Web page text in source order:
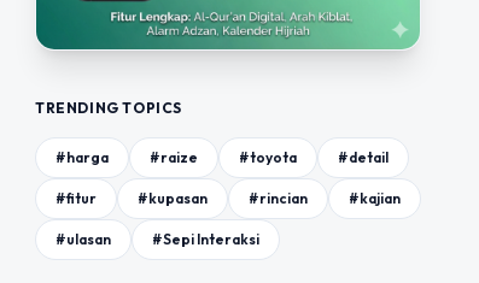
TRENDING TOPICS
#harga #raize #toyota #detail
#fitur #kupasan #rincian #kajian
#ulasan #Sepi Interaksi